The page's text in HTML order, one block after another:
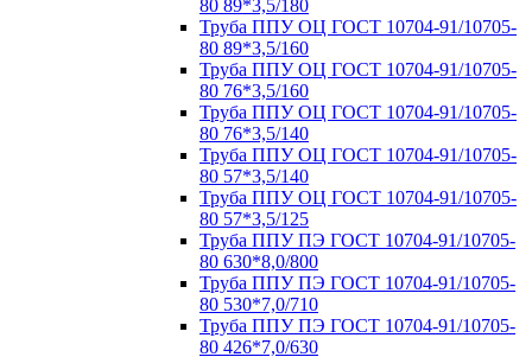
80 89*3,5/180
Труба ППУ ОЦ ГОСТ 10704-91/10705-
80 89*3,5/160
Труба ППУ ОЦ ГОСТ 10704-91/10705-
80 76*3,5/160
Труба ППУ ОЦ ГОСТ 10704-91/10705-
80 76*3,5/140
Труба ППУ ОЦ ГОСТ 10704-91/10705-
80 57*3,5/140
Труба ППУ ОЦ ГОСТ 10704-91/10705-
80 57*3,5/125
Труба ППУ ПЭ ГОСТ 10704-91/10705-
80 630*8,0/800
Труба ППУ ПЭ ГОСТ 10704-91/10705-
80 530*7,0/710
Труба ППУ ПЭ ГОСТ 10704-91/10705-
80 426*7,0/630